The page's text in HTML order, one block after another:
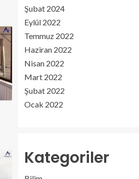
Şubat 2024
Eylül 2022
Temmuz 2022
Haziran 2022
Nisan 2022
Mart 2022
Şubat 2022
Ocak 2022
Kategoriler